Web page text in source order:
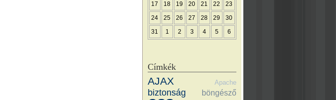
17 18 19 20 21 22 23
24 25 26 27 28 29 30
31 1 2 3 4 5 6
Címkék
AJAX Apache
biztonság böngésző